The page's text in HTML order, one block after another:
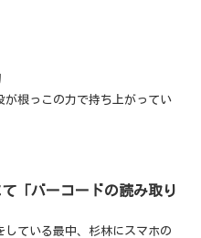
が根っこの力で持ち上がってい
「バーコードの読み取り
している最中、杉林にスマホの